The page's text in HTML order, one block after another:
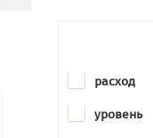
расход
уровень